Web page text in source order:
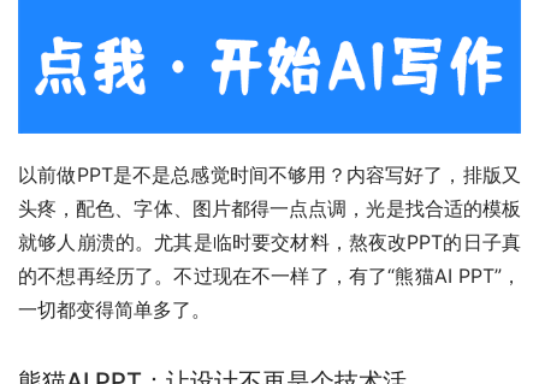
以前做PPT是不是总感觉时间不够用？内容写好了，排版又
头疼，配色、字体、图片都得一点点调，光是找合适的模板
就够人崩溃的。尤其是临时要交材料，熬夜改PPT的日子真
的不想再经历了。不过现在不一样了，有了“熊猫AI PPT”，
一切都变得简单多了。